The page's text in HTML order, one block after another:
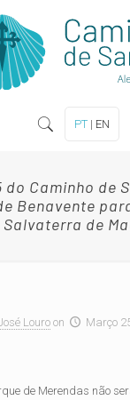
PT| EN
do Caminho de
Benavente
Salvaterra de
Louro on Março
de Merendas não